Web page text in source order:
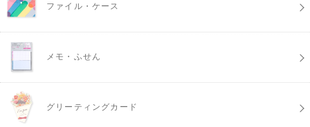
ファイル・ケース
メモ・ふせん
グリーティングカード